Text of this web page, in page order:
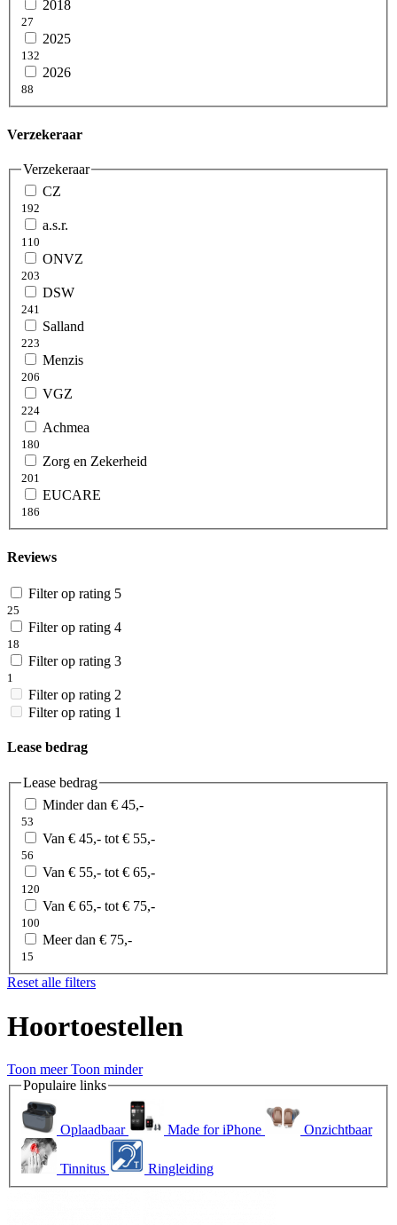
2018
27
2025
132
2026
88
Verzekeraar
Verzekeraar
CZ
192
a.s.r.
110
ONVZ
203
DSW
241
Salland
223
Menzis
206
VGZ
224
Achmea
180
Zorg en Zekerheid
201
EUCARE
186
Reviews
Filter op rating 5
25
Filter op rating 4
18
Filter op rating 3
1
Filter op rating 2
Filter op rating 1
Lease bedrag
Lease bedrag
Minder dan € 45,-
53
Van € 45,- tot € 55,-
56
Van € 55,- tot € 65,-
120
Van € 65,- tot € 75,-
100
Meer dan € 75,-
15
Reset alle filters
Hoortoestellen
Toon meerToon minder
Populaire links
Oplaadbaar Made for iPhone Onzichtbaar
Tinnitus Ringleiding